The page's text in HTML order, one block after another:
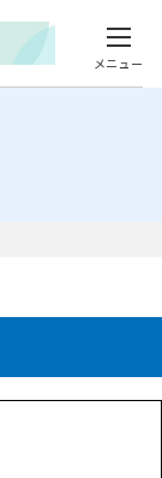
メニュー